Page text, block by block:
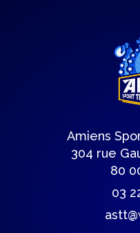
Amiens
304 rue
80
03